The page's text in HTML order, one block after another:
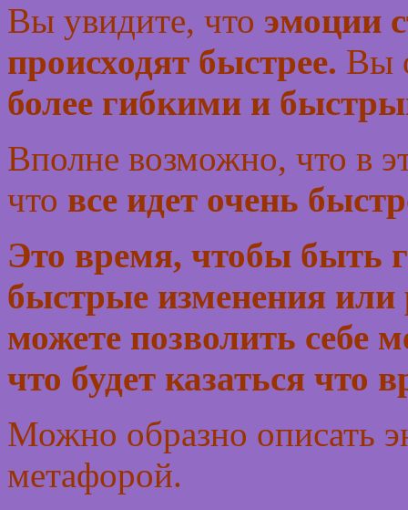
Вы увидите, что эмоции
происходят быстрее. Вы
более гибкими и
Вполне возможно, что в
что все идет очень
Это время, чтобы быть
быстрые изменения
можете позволить себе
что будет казаться что
Можно образно описать
метафорой.